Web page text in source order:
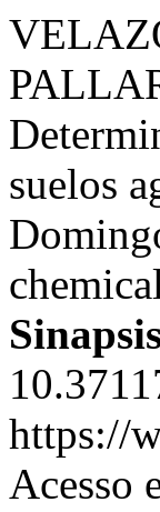
suelos
https://
Acesso